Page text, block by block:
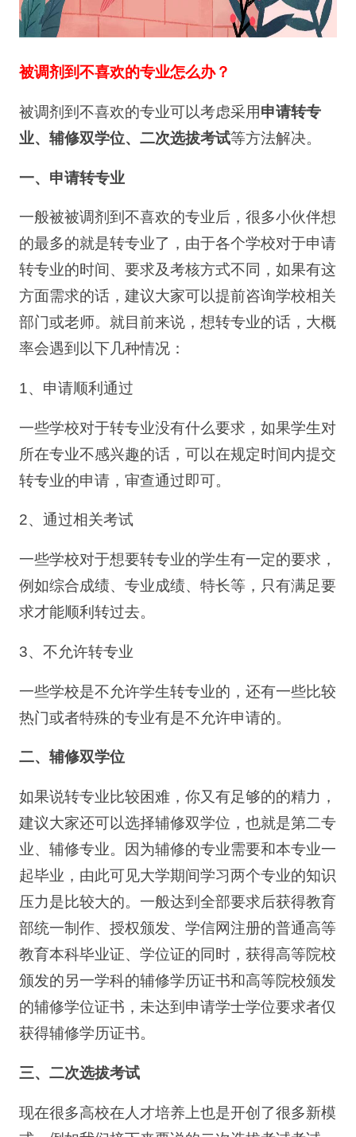
被调剂到不喜欢的专业怎么办？
被调剂到不喜欢的专业可以考虑采用申请转专
业、辅修双学位、二次选拔考试等方法解决。
一、申请转专业
一般被被调剂到不喜欢的专业后，很多小伙伴想
的最多的就是转专业了，由于各个学校对于申请
转专业的时间、要求及考核方式不同，如果有这
方面需求的话，建议大家可以提前咨询学校相关
部门或老师。就目前来说，想转专业的话，大概
率会遇到以下几种情况：
1、申请顺利通过
一些学校对于转专业没有什么要求，如果学生对
所在专业不感兴趣的话，可以在规定时间内提交
转专业的申请，审查通过即可。
2、通过相关考试
一些学校对于想要转专业的学生有一定的要求，
例如综合成绩、专业成绩、特长等，只有满足要
求才能顺利转过去。
3、不允许转专业
一些学校是不允许学生转专业的，还有一些比较
热门或者特殊的专业有是不允许申请的。
二、辅修双学位
如果说转专业比较困难，你又有足够的的精力，
建议大家还可以选择辅修双学位，也就是第二专
业、辅修专业。因为辅修的专业需要和本专业一
起毕业，由此可见大学期间学习两个专业的知识
压力是比较大的。一般达到全部要求后获得教育
部统一制作、授权颁发、学信网注册的普通高等
教育本科毕业证、学位证的同时，获得高等院校
颁发的另一学科的辅修学历证书和高等院校颁发
的辅修学位证书，未达到申请学士学位要求者仅
获得辅修学历证书。
三、二次选拔考试
现在很多高校在人才培养上也是开创了很多新模